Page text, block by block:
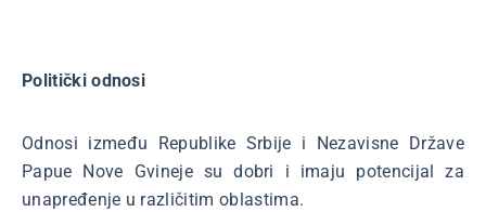
Politički odnosi
Odnosi između Republike Srbije i Nezavisne Države
Papue Nove Gvineje su dobri i imaju potencijal za
unapređenje u različitim oblastima.